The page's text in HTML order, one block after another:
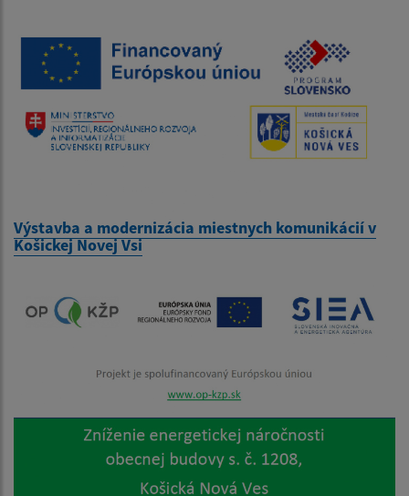
Výstavba a modernizácia miestnych komunikácií v
Košickej Novej Vsi